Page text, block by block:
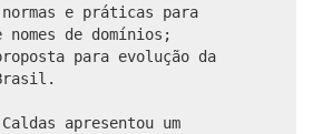
e práticas para
de domínios;
para evolução da
apresentou um